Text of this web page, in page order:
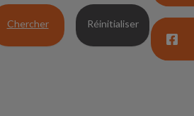
Chercher Réinitialiser